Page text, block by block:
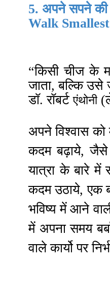
5. अपने सपने
Walk
“किसी चीज के
जाता, बल्कि उसे
डॉ. रॉबर्टएंथोनी
अपने विश्वास
कदम बढ़ाये, जैसे
यात्रा के बारे
कदम उठाये, एक
भविष्य में आने
में अपना समय
वाले कार्यो पर